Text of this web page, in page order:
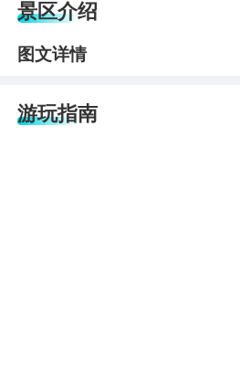
景区介绍
图文详情
游玩指南